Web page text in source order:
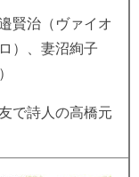
賢治（ヴァイオ
）、妻沼絢子
で詩人の高橋元